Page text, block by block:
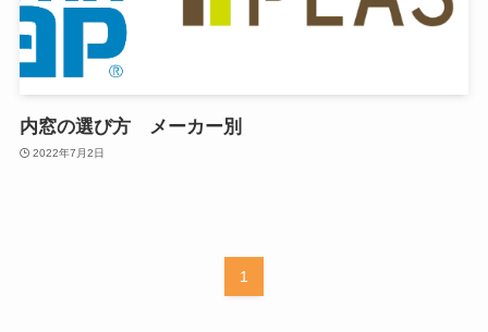
内窓の選び方 メーカー別
2022年7月2日
1